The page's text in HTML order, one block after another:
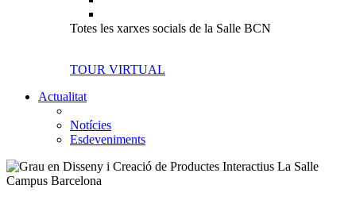
Totes les xarxes socials de la Salle BCN
TOUR VIRTUAL
Actualitat
Notícies
Esdeveniments